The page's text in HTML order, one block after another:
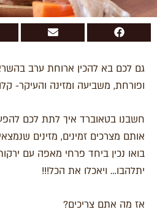
גם לכם בא להכין ארוחת ערב
ופורחת, משביעה ומזינה והעיקר-
חשבנו בטאוברד איך לתת לכם
אותם מצרכים זמינים, מזינים
בואו נכין ביחד פרחי מאפה עם
יתלהבו… ויאכלו את הכל!!!
אז מה אתם צריכים?